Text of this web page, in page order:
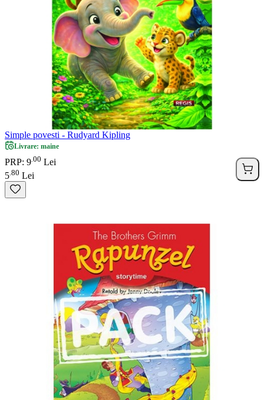
Simple povesti - Rudyard Kipling
Livrare: maine
PRP: 9 00 Lei
5 80 Lei